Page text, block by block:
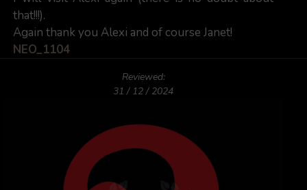
that!!!).
Again thank you Alexi and of course Janet!
NEO_1104
Reviewed:
31 / 12 / 2024